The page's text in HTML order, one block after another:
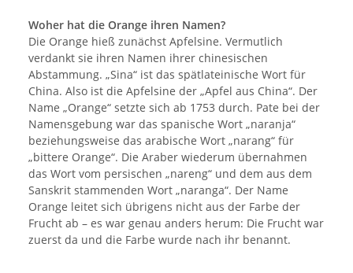
Woher hat die Orange ihren Namen?
Die Orange hieß zunächst Apfelsine. Vermutlich
verdankt sie ihren Namen ihrer chinesischen
Abstammung. „Sina“ ist das spätlateinische Wort für
China. Also ist die Apfelsine der „Apfel aus China“. Der
Name „Orange“ setzte sich ab 1753 durch. Pate bei der
Namensgebung war das spanische Wort „naranja“
beziehungsweise das arabische Wort „narang“ für
„bittere Orange“. Die Araber wiederum übernahmen
das Wort vom persischen „nareng“ und dem aus dem
Sanskrit stammenden Wort „naranga“. Der Name
Orange leitet sich übrigens nicht aus der Farbe der
Frucht ab – es war genau anders herum: Die Frucht war
zuerst da und die Farbe wurde nach ihr benannt.